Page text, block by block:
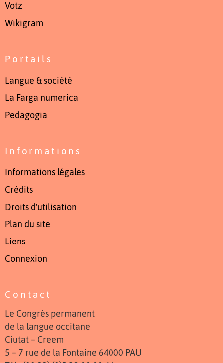
Votz
Wikigram
Portails
Langue & société
La Farga numerica
Pedagogia
Informations
Informations légales
Crédits
Droits d'utilisation
Plan du site
Liens
Connexion
Contact
Le Congrès permanent
de la langue occitane
Ciutat – Creem
5 – 7 rue de la Fontaine 64000 PAU